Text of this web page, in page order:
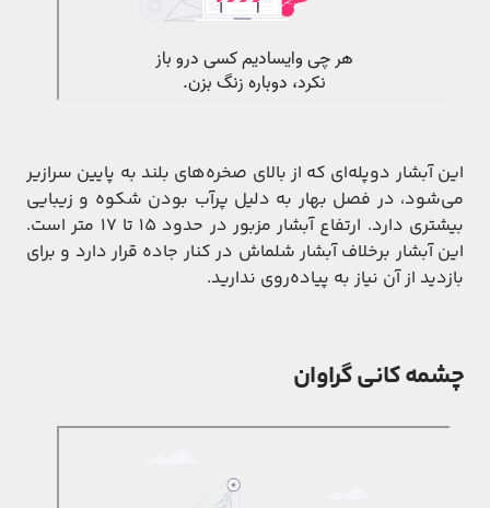
این آبشار دوپله‌ای که از بالای صخره‌های بلند به پایین سرازیر
می‌شود، در فصل بهار به دلیل پرآب بودن شکوه و زیبایی
بیشتری دارد. ارتفاع آبشار مزبور در حدود 15 تا 17 متر است.
این آبشار برخلاف آبشار شلماش در کنار جاده قرار دارد و برای
بازدید از آن نیاز به پیاده‌روی ندارید.
چشمه کانی گراوان